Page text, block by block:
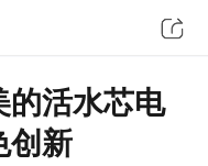
的活水芯电
创新